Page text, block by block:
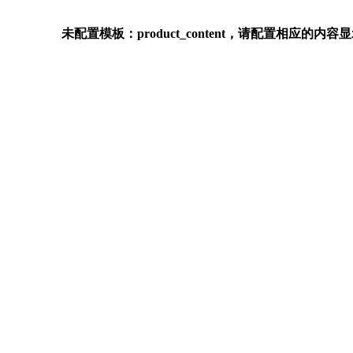
未配置模板：product_content，请配置相应的内容